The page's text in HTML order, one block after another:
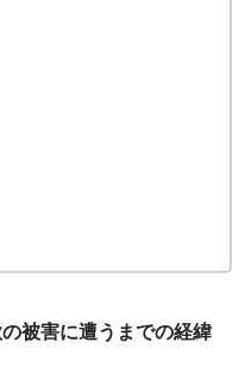
被害に遭うまでの経緯